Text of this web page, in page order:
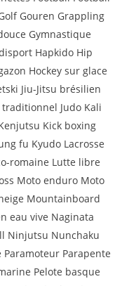
Gouren Grappling
Gymnastique
Hapkido Hip
Hockey sur glace
Jiu-Jitsu brésilien
traditionnel Judo Kali
Kick boxing
fu Kyudo Lacrosse
romaine Lutte libre
Moto enduro Moto
Mountainboard
eau vive Naginata
Ninjutsu Nunchaku
Paramoteur Parapente
Pelote basque